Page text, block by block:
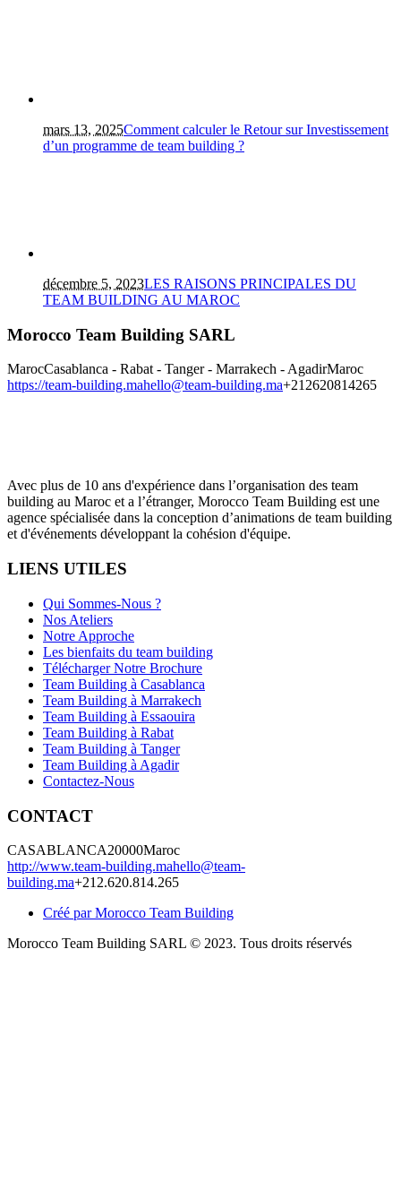
mars 13, 2025Comment calculer le Retour sur Investissement
d’un programme de team building ?
décembre 5, 2023LES RAISONS PRINCIPALES DU
TEAM BUILDING AU MAROC
Morocco Team Building SARL
MarocCasablanca - Rabat - Tanger - Marrakech - AgadirMaroc
https://team-building.mahello@team-building.ma+212620814265
Avec plus de 10 ans d'expérience dans l’organisation des team
building au Maroc et a l’étranger, Morocco Team Building est une
agence spécialisée dans la conception d’animations de team building
et d'événements développant la cohésion d'équipe.
LIENS UTILES
Qui Sommes-Nous ?
Nos Ateliers
Notre Approche
Les bienfaits du team building
Télécharger Notre Brochure
Team Building à Casablanca
Team Building à Marrakech
Team Building à Essaouira
Team Building à Rabat
Team Building à Tanger
Team Building à Agadir
Contactez-Nous
CONTACT
CASABLANCA20000Maroc
http://www.team-building.mahello@team-
building.ma+212.620.814.265
Créé par Morocco Team Building
Morocco Team Building SARL © 2023. Tous droits réservés